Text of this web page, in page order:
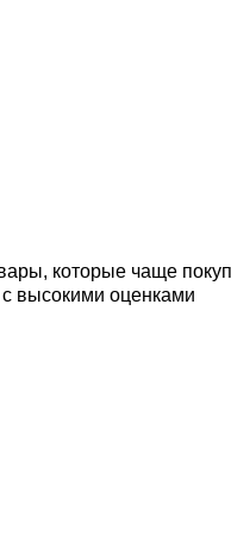
которые чаще
высокими оценками